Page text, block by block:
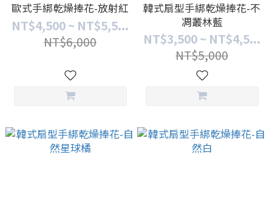
歐式手綁乾燥捧花-放射紅
NT$4,500 ~ NT$5,5...
NT$6,000
韓式扇型手綁乾燥捧花-不
凋叢林藍
NT$3,500 ~ NT$4,5...
NT$5,000